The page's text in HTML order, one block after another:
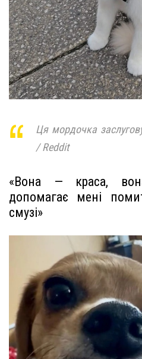
Ця мордочка
/ Reddit
«Вона — краса,
допомагає мені
смузі»